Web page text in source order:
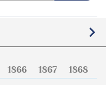
1866 1867 1868